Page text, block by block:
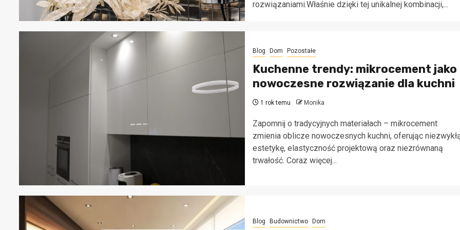
rozwiązaniami.Właśnie dzięki tej unikalnej kombinacji,...
Blog Dom Pozostałe
Kuchenne trendy: mikrocement jako
nowoczesne rozwiązanie dla kuchni
1 rok temu Monika
Zapomnij o tradycyjnych materiałach – mikrocement
zmienia oblicze nowoczesnych kuchni, oferując
estetykę, elastyczność projektową oraz niezrównaną
trwałość. Coraz więcej...
Blog Budownictwo Dom